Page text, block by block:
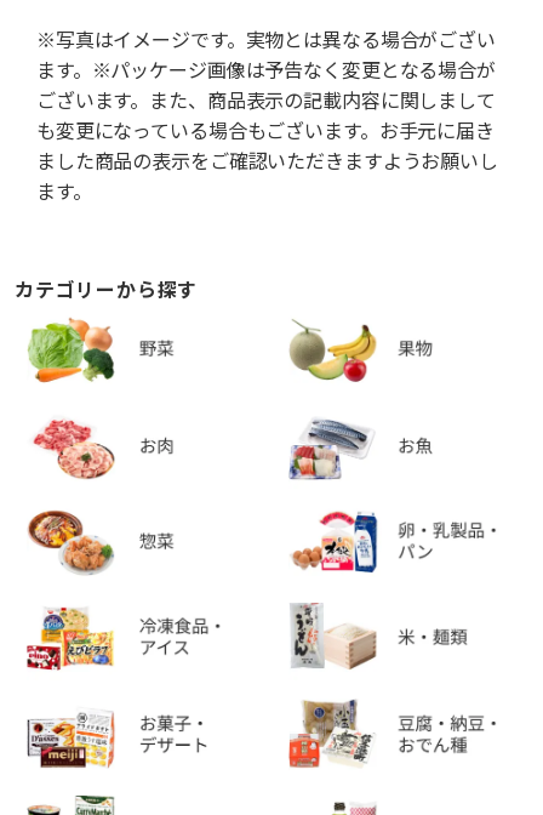
※写真はイメージです。実物とは異なる場合がござい
ます。※パッケージ画像は予告なく変更となる場合が
ございます。また、商品表示の記載内容に関しまして
も変更になっている場合もございます。お手元に届き
ました商品の表示をご確認いただきますようお願いし
ます。
カテゴリーから探す